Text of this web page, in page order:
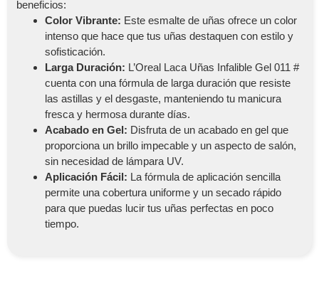
beneficios:
Color Vibrante: Este esmalte de uñas ofrece un color
intenso que hace que tus uñas destaquen con estilo y
sofisticación.
Larga Duración: L’Oreal Laca Uñas Infalible Gel 011 #
cuenta con una fórmula de larga duración que resiste
las astillas y el desgaste, manteniendo tu manicura
fresca y hermosa durante días.
Acabado en Gel: Disfruta de un acabado en gel que
proporciona un brillo impecable y un aspecto de salón,
sin necesidad de lámpara UV.
Aplicación Fácil: La fórmula de aplicación sencilla
permite una cobertura uniforme y un secado rápido
para que puedas lucir tus uñas perfectas en poco
tiempo.